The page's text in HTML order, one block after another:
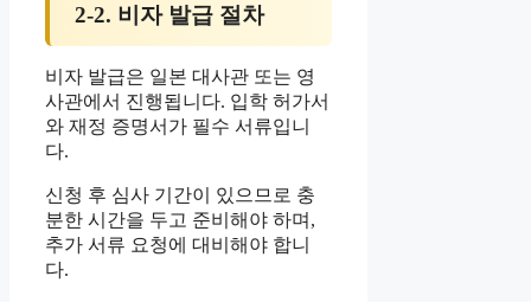
2-2. 비자 발급 절차
비자 발급은 일본 대사관 또는 영
사관에서 진행됩니다. 입학 허가서
와 재정 증명서가 필수 서류입니
다.
신청 후 심사 기간이 있으므로 충
분한 시간을 두고 준비해야 하며,
추가 서류 요청에 대비해야 합니
다.